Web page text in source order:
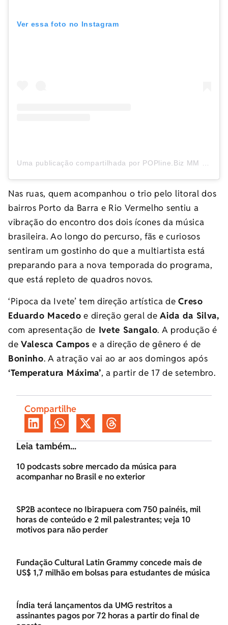
Ver essa foto no Instagram
Nas ruas, quem acompanhou o trio pelo litoral dos
bairros Porto da Barra e Rio Vermelho sentiu a
vibração do encontro dos dois ícones da música
brasileira. Ao longo do percurso, fãs e curiosos
sentiram um gostinho do que a multiartista está
preparando para a nova temporada do programa,
que está repleto de quadros novos.
‘Pipoca da Ivete’ tem direção artística deCreso
Eduardo Macedo e direção geral deAida da Silva,
com apresentação de Ivete Sangalo. A produção é
deValesca Campos e a direção de gênero é de
Boninho. A atração vai ao ar aos domingos após
‘Temperatura Máxima’, a partir de 17 de setembro.
Compartilhe
Leia também...
10 podcasts sobre mercado da música para
acompanhar no Brasil e no exterior
SP2B acontece no Ibirapuera com 750 painéis, mil
horas de conteúdo e 2 mil palestrantes; veja 10
motivos para não perder
Fundação Cultural Latin Grammy concede mais de
US$ 1,7 milhão em bolsas para estudantes de música
Índia terá lançamentos da UMG restritos a
assinantes pagos por 72 horas a partir do final de